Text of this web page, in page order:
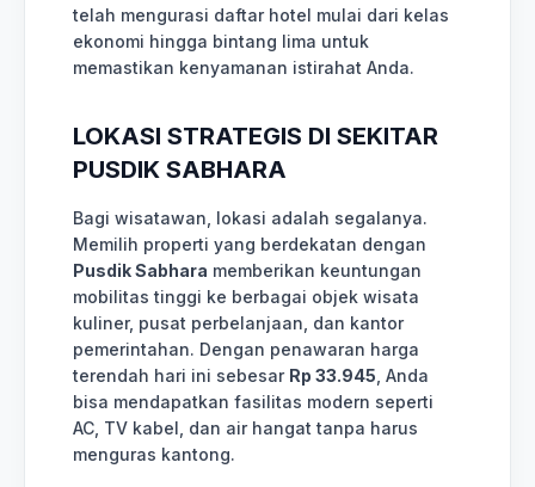
telah mengurasi daftar hotel mulai dari kelas
ekonomi hingga bintang lima untuk
memastikan kenyamanan istirahat Anda.
LOKASI STRATEGIS DI SEKITAR
PUSDIK SABHARA
Bagi wisatawan, lokasi adalah segalanya.
Memilih properti yang berdekatan dengan
Pusdik Sabhara memberikan keuntungan
mobilitas tinggi ke berbagai objek wisata
kuliner, pusat perbelanjaan, dan kantor
pemerintahan. Dengan penawaran harga
terendah hari ini sebesar Rp 33.945 , Anda
bisa mendapatkan fasilitas modern seperti
AC, TV kabel, dan air hangat tanpa harus
menguras kantong.